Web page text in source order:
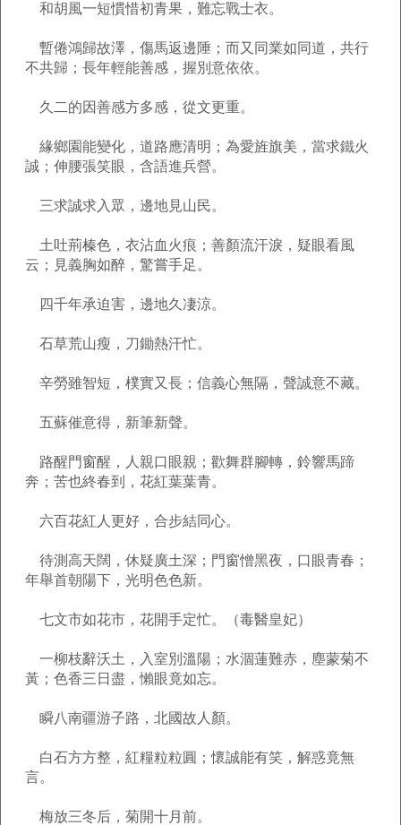
和胡風一短慣惜初青果，難忘戰士衣。
暫倦鴻歸故澤，傷馬返邊陲；而又同業如同道，共行
不共歸；長年輕能善感，握別意依依。
久二的因善感方多感，從文更重。
緣鄉園能變化，道路應清明；為愛旌旗美，當求鐵火
誠；伸腰張笑眼，含語進兵營。
三求誠求入眾，邊地見山民。
土吐荊榛色，衣沾血火痕；善顏流汗淚，疑眼看風
云；見義胸如醉，驚嘗手足。
四千年承迫害，邊地久凄涼。
石草荒山瘦，刀鋤熱汗忙。
辛勞雖智短，樸實又長；信義心無隔，聲誠意不藏。
五蘇催意得，新筆新聲。
路醒門窗醒，人親口眼親；歡舞群腳轉，鈴響馬蹄
奔；苦也終春到，花紅葉葉青。
六百花紅人更好，合步結同心。
待測高天闊，休疑廣土深；門窗憎黑夜，口眼青春；
年舉首朝陽下，光明色色新。
七文市如花市，花開手定忙。（毒醫皇妃）
一柳枝辭沃土，入室別溫陽；水涸蓮難赤，塵蒙菊不
黃；色香三日盡，懶眼竟如忘。
瞬八南疆游子路，北國故人顏。
白石方方整，紅糧粒粒圓；懷誠能有笑，解惑竟無
言。
梅放三冬后，菊開十月前。